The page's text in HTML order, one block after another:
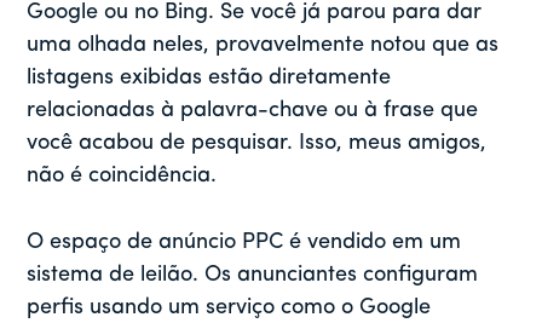
Google ou no Bing. Se você já parou para dar
uma olhada neles, provavelmente notou que as
listagens exibidas estão diretamente
relacionadas à palavra-chave ou à frase que
você acabou de pesquisar. Isso, meus amigos,
não é coincidência.
O espaço de anúncio PPC é vendido em um
sistema de leilão. Os anunciantes configuram
perfis usando um serviço como o Google